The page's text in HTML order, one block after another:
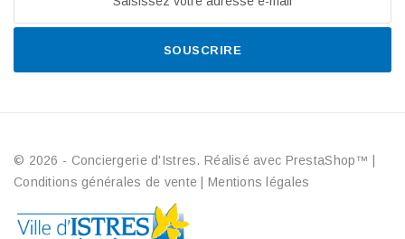
SOUSCRIRE
© 2026 - Conciergerie d'Istres. Réalisé avec PrestaShop™
Conditions générales de vente
Mentions légales